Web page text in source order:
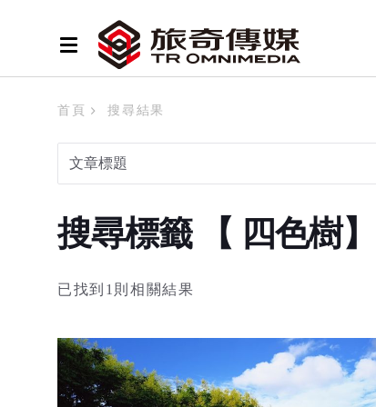
首頁 搜尋結果
搜尋標籤 【 四色樹】
已找到1則相關結果